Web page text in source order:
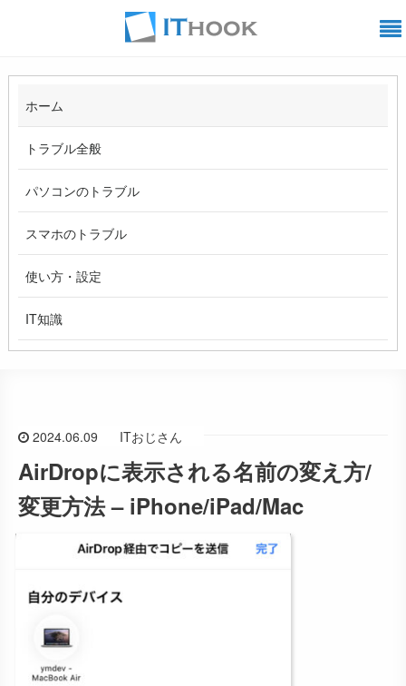
ホーム
トラブル全般
パソコンのトラブル
スマホのトラブル
使い方・設定
IT知識
2024.06.09 ITおじさん
AirDropに表示される名前の変え方/
変更方法 – iPhone/iPad/Mac